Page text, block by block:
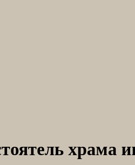
храма